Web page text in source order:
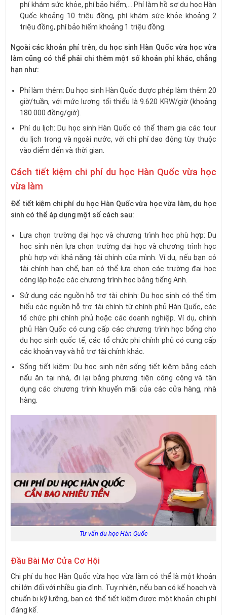
phí khám sức khỏe, phí bảo hiểm,… Phí làm hồ sơ du học Hàn
Quốc khoảng 10 triệu đồng, phí khám sức khỏe khoảng 2
triệu đồng, phí bảo hiểm khoảng 1 triệu đồng.
Ngoài các khoản phí trên, du học sinh Hàn Quốc vừa học vừa
làm cũng có thể phải chi thêm một số khoản phí khác, chẳng
hạn như:
Phí làm thêm: Du học sinh Hàn Quốc được phép làm thêm 20
giờ/tuần, với mức lương tối thiểu là 9.620 KRW/giờ (khoảng
180.000 đồng/giờ).
Phí du lịch: Du học sinh Hàn Quốc có thể tham gia các tour
du lịch trong và ngoài nước, với chi phí dao động tùy thuộc
vào điểm đến và thời gian.
Cách tiết kiệm chi phí du học Hàn Quốc vừa học
vừa làm
Để tiết kiệm chi phí du học Hàn Quốc vừa học vừa làm, du học
sinh có thể áp dụng một số cách sau:
Lựa chọn trường đại học và chương trình học phù hợp: Du
học sinh nên lựa chọn trường đại học và chương trình học
phù hợp với khả năng tài chính của mình. Ví dụ, nếu bạn có
tài chính hạn chế, bạn có thể lựa chọn các trường đại học
công lập hoặc các chương trình học bằng tiếng Anh.
Sử dụng các nguồn hỗ trợ tài chính: Du học sinh có thể tìm
hiểu các nguồn hỗ trợ tài chính từ chính phủ Hàn Quốc, các
tổ chức phi chính phủ hoặc các doanh nghiệp. Ví dụ, chính
phủ Hàn Quốc có cung cấp các chương trình học bổng cho
du học sinh quốc tế, các tổ chức phi chính phủ có cung cấp
các khoản vay và hỗ trợ tài chính khác.
Sống tiết kiệm: Du học sinh nên sống tiết kiệm bằng cách
nấu ăn tại nhà, đi lại bằng phương tiện công cộng và tận
dụng các chương trình khuyến mãi của các cửa hàng, nhà
hàng.
Tư vấn du học Hàn Quốc
Đầu Bài Mơ Cửa Cơ Hội
Chi phí du học Hàn Quốc vừa học vừa làm có thể là một khoản
chi lớn đối với nhiều gia đình. Tuy nhiên, nếu bạn có kế hoạch và
chuẩn bị kỹ lưỡng, bạn có thể tiết kiệm được một khoản chi phí
đáng kể.